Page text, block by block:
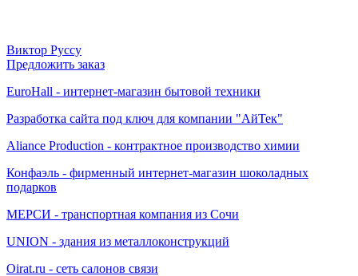
Виктор Руссу
Предложить заказ
EuroHall - интернет-магазин бытовой техники
Разработка сайта под ключ для компании "АйТек"
Aliance Production - контрактное производство химии
Конфаэль - фирменный интернет-магазин шоколадных
подарков
МЕРСИ - транспортная компания из Сочи
UNION - здания из металлоконструкций
Oirat.ru - сеть салонов связи